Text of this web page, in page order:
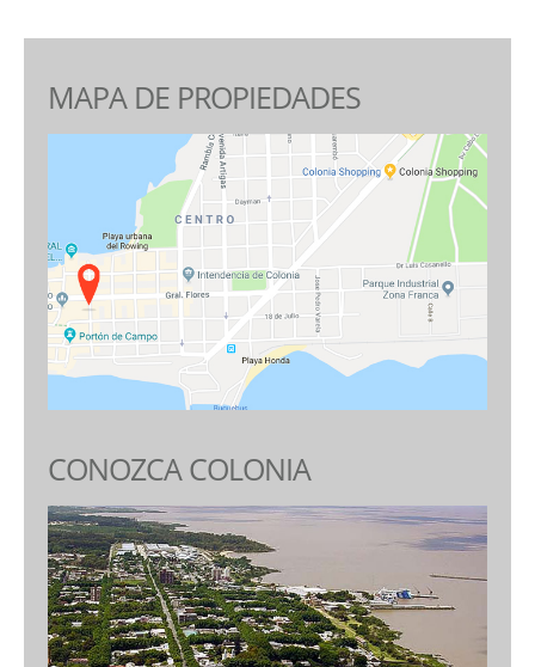
MAPA DE PROPIEDADES
CONOZCA COLONIA